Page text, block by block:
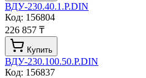
ВДУ-230.40.1.P.DIN
Код: 156804
226 857 ₸
Купить
ВДУ-230.100.50.P.DIN
Код: 156837